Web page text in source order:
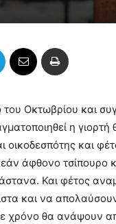
του Οκτωβρίου και
η
οικοδεσπότης και
άφθονο τσίπουρο
Και φέτος
και να απολαύσουν
χρόνο θα ανάψουν